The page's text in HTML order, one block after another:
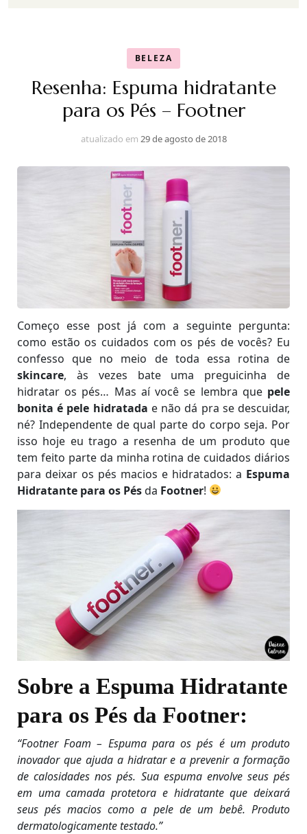
BELEZA
Resenha: Espuma hidratante
para os Pés – Footner
atualizado em 29 de agosto de 2018
Começo esse post já com a seguinte pergunta:
como estão os cuidados com os pés de vocês? Eu
confesso que no meio de toda essa rotina de
skincare, às vezes bate uma preguicinha de
hidratar os pés… Mas aí você se lembra que pele
bonita é pele hidratada e não dá pra se descuidar,
né? Independente de qual parte do corpo seja. Por
isso hoje eu trago a resenha de um produto que
tem feito parte da minha rotina de cuidados diários
para deixar os pés macios e hidratados: a Espuma
Hidratante para os Pésda Footner!
Sobre a Espuma Hidratante
para os Pés da Footner:
“Footner Foam – Espuma para os pés é um produto
inovador que ajuda a hidratar e a prevenir a formação
de calosidades nos pés. Sua espuma envolve seus pés
em uma camada protetora e hidratante que deixará
seus pés macios como a pele de um bebê. Produto
dermatologicamente testado.”